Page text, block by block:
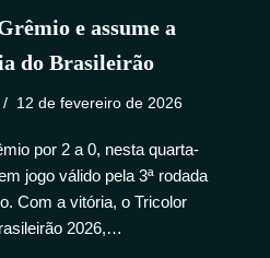
e assume a
do Brasileirão
12 de fevereiro de 2026
por 2 a 0, nesta quarta-
jogo válido pela 3ª rodada
Com a vitória, o Tricolor
2026,…